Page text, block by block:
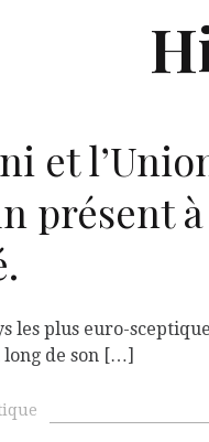
et
présent à
les plus euro-
long de son […]